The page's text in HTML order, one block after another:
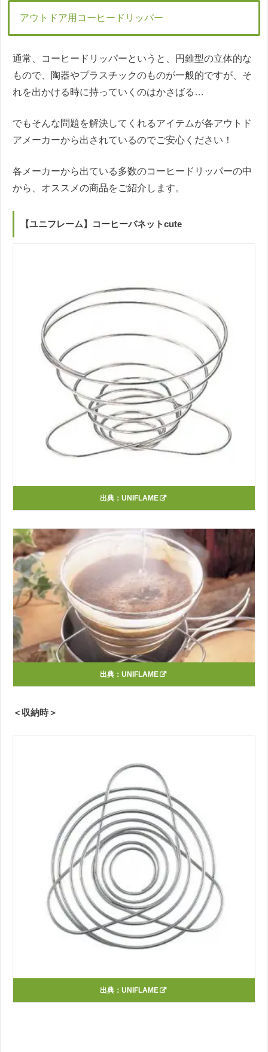
アウトドア用コーヒードリッパー
通常、コーヒードリッパーというと、円錐型の立体的な
もので、陶器やプラスチックのものが一般的ですが、そ
れを出かける時に持っていくのはかさばる…
でもそんな問題を解決してくれるアイテムが各アウトド
アメーカーから出されているのでご安心ください！
各メーカーから出ている多数のコーヒードリッパーの中
から、オススメの商品をご紹介します。
【ユニフレーム】コーヒーバネットcute
出典： UNIFLAME
出典： UNIFLAME
＜収納時＞
出典： UNIFLAME